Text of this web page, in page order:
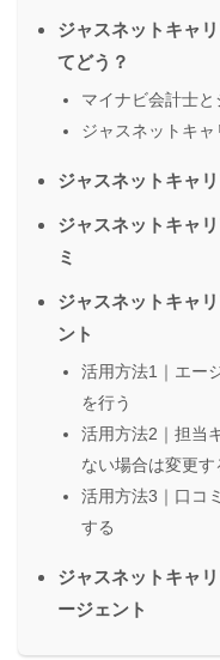
ジャスネットキャ
てどう？
マイナビ会計士
ジャスネットキ
ジャスネットキャ
ジャスネットキャ
ミ
ジャスネットキャ
ント
活用方法1｜エー
を行う
活用方法2｜担当
ない場合は変更す
活用方法3｜口コ
する
ジャスネットキャ
ージェント